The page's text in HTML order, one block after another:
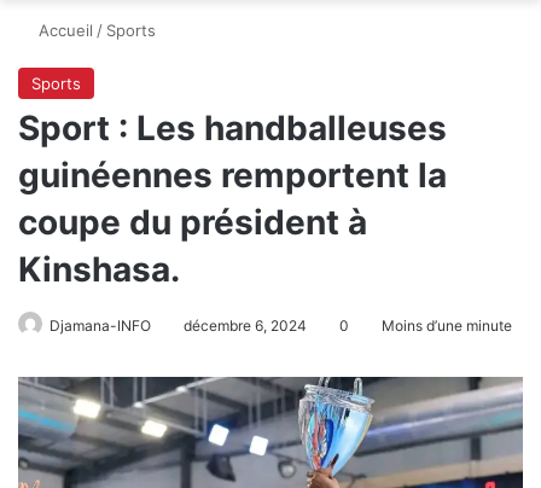
Accueil / Sports
Sports
Sport : Les handballeuses
guinéennes remportent la
coupe du président à
Kinshasa.
Djamana-INFO décembre 6, 2024 0 Moins d’une minute